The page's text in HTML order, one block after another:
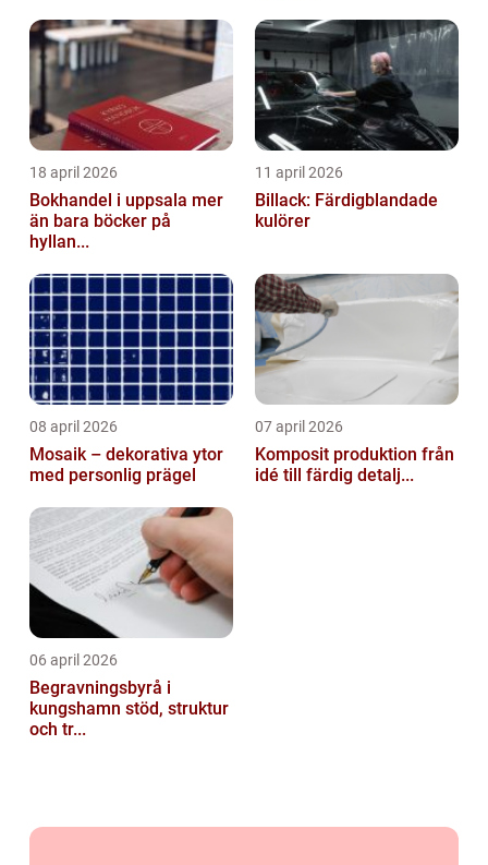
18 april 2026
Bokhandel i uppsala mer
än bara böcker på
hyllan...
11 april 2026
Billack: Färdigblandade
kulörer
08 april 2026
Mosaik – dekorativa ytor
med personlig prägel
07 april 2026
Komposit produktion från
idé till färdig detalj...
06 april 2026
Begravningsbyrå i
kungshamn stöd, struktur
och tr...